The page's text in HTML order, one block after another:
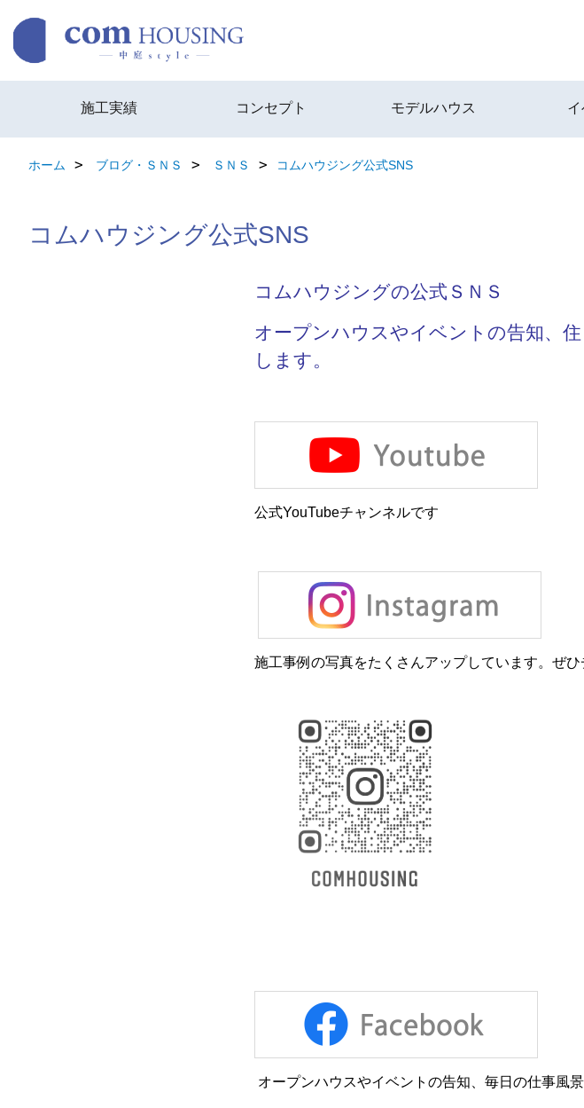
施工実績 コンセプト モデルハウス イ
ホーム ブログ・ＳＮＳ ＳＮＳ コムハウジング公式SNS
コムハウジング公式SNS
コムハウジングの公式ＳＮＳ
オープンハウスやイベントの告知、
します。
公式YouTubeチャンネルです
施工事例の写真をたくさんアップしています。ぜひ
オープンハウスやイベントの告知、毎日の仕事風景